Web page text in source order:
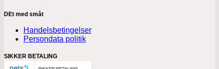
DEt med småt
Handelsbetingelser
Persondata politik
SIKKER BETALING